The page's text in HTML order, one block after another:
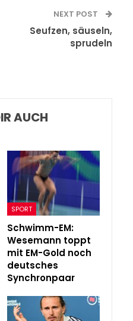
NEXT POST
Seufzen, säuseln,
sprudeln
AUCH
SPORT
Schwimm-EM:
Wesemann toppt
mit EM-Gold noch
deutsches
Synchronpaar